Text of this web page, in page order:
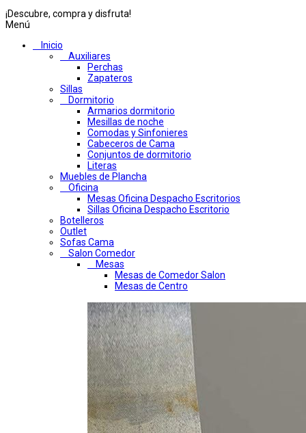
¡Descubre, compra y disfruta!
Menú
Inicio
Auxiliares
Perchas
Zapateros
Sillas
Dormitorio
Armarios dormitorio
Mesillas de noche
Comodas y Sinfonieres
Cabeceros de Cama
Conjuntos de dormitorio
Literas
Muebles de Plancha
Oficina
Mesas Oficina Despacho Escritorios
Sillas Oficina Despacho Escritorio
Botelleros
Outlet
Sofas Cama
Salon Comedor
Mesas
Mesas de Comedor Salon
Mesas de Centro